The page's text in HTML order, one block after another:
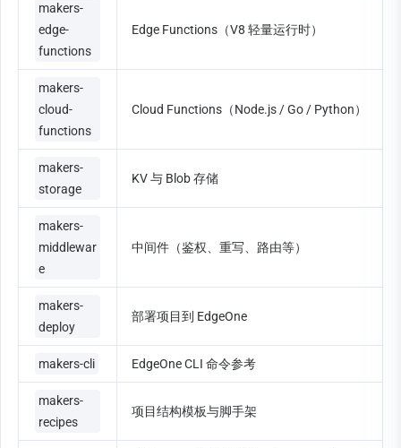
makers-
edge-
functions
Edge Functions（V8 轻量运行时）
makers-
cloud-
functions
Cloud Functions（Node.js / Go / Python）
makers-
storage
KV 与 Blob 存储
makers-
middlewar
e
中间件（鉴权、重写、路由等）
makers-
deploy
部署项目到 EdgeOne
makers-cli EdgeOne CLI 命令参考
makers-
recipes
项目结构模板与脚手架